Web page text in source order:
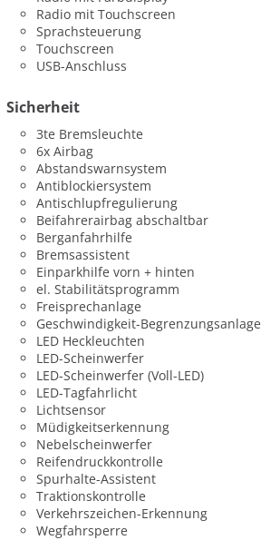
Radio mit Touchscreen
Sprachsteuerung
Touchscreen
USB-Anschluss
Sicherheit
3te Bremsleuchte
6x Airbag
Abstandswarnsystem
Antiblockiersystem
Antischlupfregulierung
Beifahrerairbag abschaltbar
Berganfahrhilfe
Bremsassistent
Einparkhilfe vorn + hinten
el. Stabilitätsprogramm
Freisprechanlage
Geschwindigkeit-Begrenzungsanlage
LED Heckleuchten
LED-Scheinwerfer
LED-Scheinwerfer (Voll-LED)
LED-Tagfahrlicht
Lichtsensor
Müdigkeitserkennung
Nebelscheinwerfer
Reifendruckkontrolle
Spurhalte-Assistent
Traktionskontrolle
Verkehrszeichen-Erkennung
Wegfahrsperre